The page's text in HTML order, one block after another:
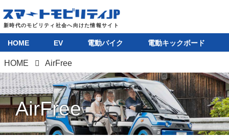
HOME EV 電動バイク 電動キックボード
HOME AirFree
AirFree